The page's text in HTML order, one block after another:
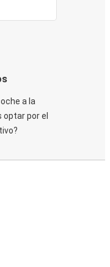
a la
por el